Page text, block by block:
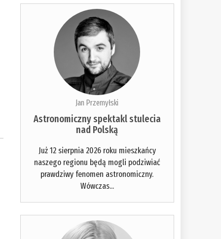
Jan Przemyłski
Astronomiczny spektakl stulecia
nad Polską
Już 12 sierpnia 2026 roku mieszkańcy
naszego regionu będą mogli podziwiać
prawdziwy fenomen astronomiczny.
Wówczas...